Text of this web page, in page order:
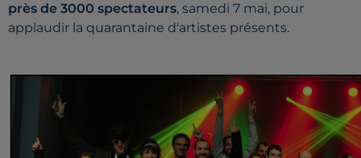
près de 3000 spectateurs, samedi 7 mai, pour
applaudir la quarantaine d'artistes présents.